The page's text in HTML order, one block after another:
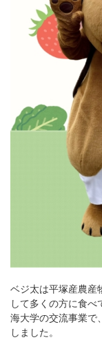
ベジ太は平塚産農産
して多くの方に食
海大学の交流事業で
しました。